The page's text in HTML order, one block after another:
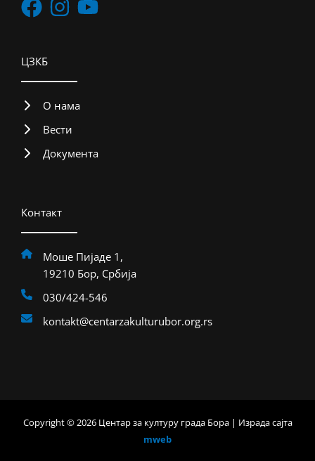
ЦЗКБ
О нама
Вести
Документа
Контакт
Моше Пијаде 1,
19210 Бор, Србија
030/424-546
kontakt@centarzakulturubor.org.rs
Copyright © 2026 Центар за културу града Бора | Израда сајта
mweb